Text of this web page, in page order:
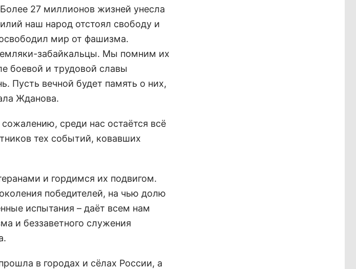
27 миллионов жизней унесла
наш народ отстоял свободу и
мир от фашизма.
забайкальцы. Мы помним их
боевой и трудовой славы
Пусть вечной будет память о них,
Жданова.
среди нас остаётся всё
тех событий, ковавших
и гордимся их подвигом.
победителей, на чью долю
испытания – даёт всем нам
и беззаветного служения
в городах и сёлах России, а